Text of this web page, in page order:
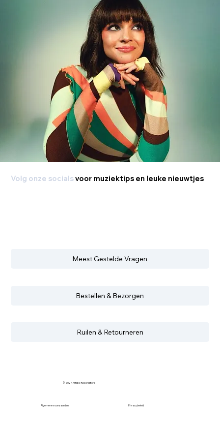
Volg onze socialsvoor muziektips en leuke nieuwtjes
Meest Gestelde Vragen
Bestellen & Bezorgen
Ruilen & Retourneren
Algemene voorwaarden Privacybeleid
© 2024 Artistic Recordstore